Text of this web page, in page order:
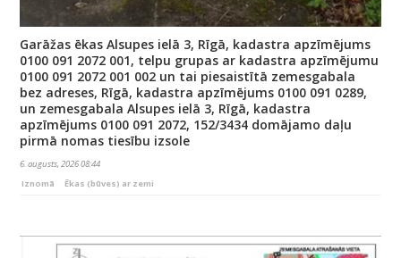
Garāžas ēkas Alsupes ielā 3, Rīgā, kadastra apzīmējums
0100 091 2072 001, telpu grupas ar kadastra apzīmējumu
0100 091 2072 001 002 un tai piesaistītā zemesgabala
bez adreses, Rīgā, kadastra apzīmējums 0100 091 0289,
un zemesgabala Alsupes ielā 3, Rīgā, kadastra
apzīmējums 0100 091 2072, 152/3434 domājamo daļu
pirmā nomas tiesību izsole
6. augusts, 2026 08:44
Iznomā
Ēkas (būves) ar zemi